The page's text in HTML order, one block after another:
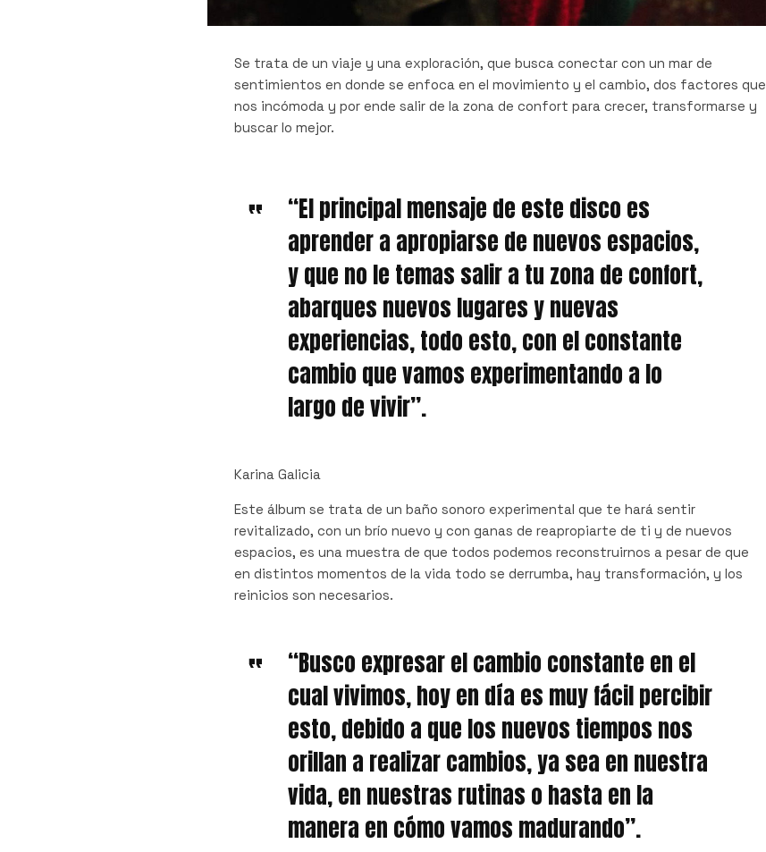
Se trata de un viaje y una exploración, que busca conectar con un mar de
sentimientos en donde se enfoca en el movimiento y el cambio, dos factores que
nos incómoda y por ende salir de la zona de confort para crecer, transformarse y
buscar lo mejor.
“El principal mensaje de este disco es
aprender a apropiarse de nuevos espacios,
y que no le temas salir a tu zona de confort,
abarques nuevos lugares y nuevas
experiencias, todo esto, con el constante
cambio que vamos experimentando a lo
largo de vivir”.
Karina Galicia
Este álbum se trata de un baño sonoro experimental que te hará sentir
revitalizado, con un brío nuevo y con ganas de reapropiarte de ti y de nuevos
espacios, es una muestra de que todos podemos reconstruirnos a pesar de que
en distintos momentos de la vida todo se derrumba, hay transformación, y los
reinicios son necesarios.
“Busco expresar el cambio constante en el
cual vivimos, hoy en día es muy fácil percibir
esto, debido a que los nuevos tiempos nos
orillan a realizar cambios, ya sea en nuestra
vida, en nuestras rutinas o hasta en la
manera en cómo vamos madurando”.